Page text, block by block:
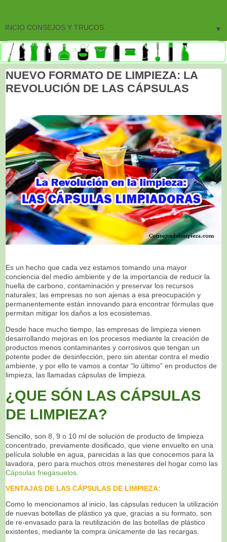
▼
NUEVO FORMATO DE LIMPIEZA: LA
REVOLUCIÓN DE LAS CÁPSULAS
Es un hecho que cada vez estamos tomando una mayor
conciencia del medio ambiente y de la importancia de reducir la
huella de carbono, contaminación y preservar los recursos
naturales; las empresas no son ajenas a esa preocupación y
permanentemente están innovando para encontrar fórmulas que
permitan mitigar los daños a los ecosistemas.
Desde hace mucho tiempo, las empresas de limpieza vienen
desarrollando mejoras en los procesos mediante la creación de
productos menos contaminantes y corrosivos que tengan un
potente poder de desinfección, pero sin atentar contra el medio
ambiente, y por ello te vamos a contar “lo último” en productos de
limpieza, las llamadas cápsulas de limpieza.
¿QUE SÓN LAS CÁPSULAS
DE LIMPIEZA?
Sencillo, son 8, 9 o 10 ml de solución de producto de limpieza
concentrado, previamente dosificado, que viene envuelto en una
película soluble en agua, parecidas a las que conocemos para la
lavadora, pero para muchos otros menesteres del hogar como las
Cápsulas friegasuelos
VENTAJAS DE LAS CÁPSULAS DE LIMPIEZA:
Como lo mencionamos al inicio, las cápsulas reducen la utilización
de nuevas botellas de plástico ya que, gracias a su formato, son
de re-envasado para la reutilización de las botellas de plástico
existentes, mediante la compra únicamente de las recargas.